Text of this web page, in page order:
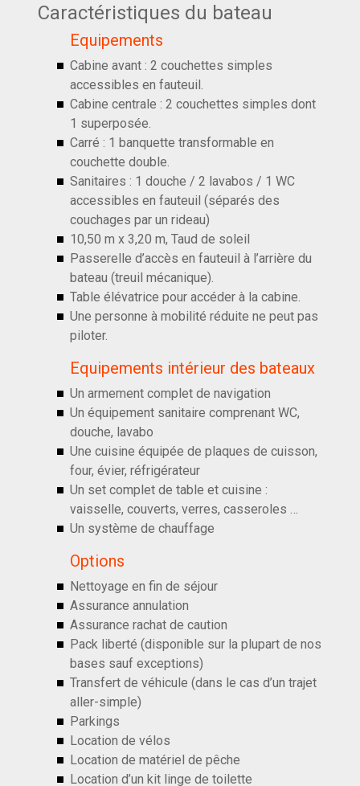
Caractéristiques du bateau
Equipements
Cabine avant : 2 couchettes simples
accessibles en fauteuil.
Cabine centrale : 2 couchettes simples dont
1 superposée.
Carré : 1 banquette transformable en
couchette double.
Sanitaires : 1 douche / 2 lavabos / 1 WC
accessibles en fauteuil (séparés des
couchages par un rideau)
10,50 m x 3,20 m, Taud de soleil
Passerelle d’accès en fauteuil à l’arrière du
bateau (treuil mécanique).
Table élévatrice pour accéder à la cabine.
Une personne à mobilité réduite ne peut pas
piloter.
Equipements intérieur des bateaux
Un armement complet de navigation
Un équipement sanitaire comprenant WC,
douche, lavabo
Une cuisine équipée de plaques de cuisson,
four, évier, réfrigérateur
Un set complet de table et cuisine :
vaisselle, couverts, verres, casseroles …
Un système de chauffage
Options
Nettoyage en fin de séjour
Assurance annulation
Assurance rachat de caution
Pack liberté (disponible sur la plupart de nos
bases sauf exceptions)
Transfert de véhicule (dans le cas d’un trajet
aller-simple)
Parkings
Location de vélos
Location de matériel de pêche
Location d’un kit linge de toilette